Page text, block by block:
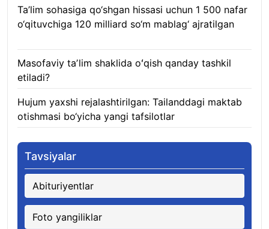
Ta’lim sohasiga qo‘shgan hissasi uchun 1 500 nafar
o‘qituvchiga 120 milliard so‘m mablag‘ ajratilgan
Masofaviy taʼlim shaklida oʻqish qanday tashkil
etiladi?
Hujum yaxshi rejalashtirilgan: Tailanddagi maktab
otishmasi bo‘yicha yangi tafsilotlar
Tavsiyalar
Abituriyentlar
Foto yangiliklar